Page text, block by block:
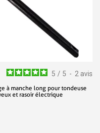
5 / 5 - 2 avis
à manche long pour tondeuse
et rasoir électrique